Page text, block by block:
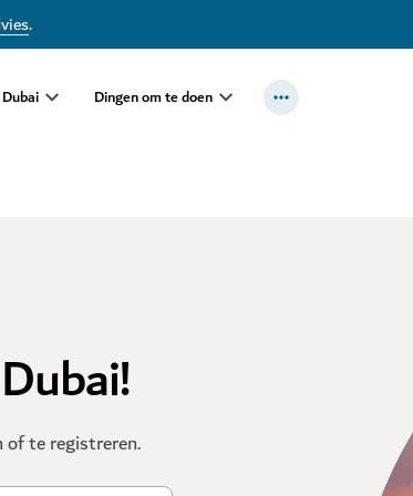
.
Dingen om te doen
of te registreren.